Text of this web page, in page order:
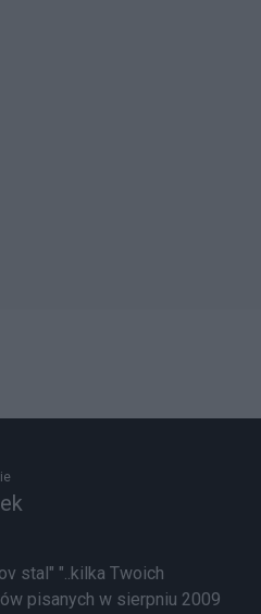
stal" "..kilka Twoich
pisanych w sierpniu 2009